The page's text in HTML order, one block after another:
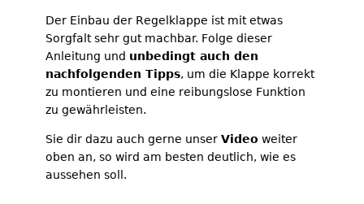
Der Einbau der Regelklappe ist mit etwas
Sorgfalt sehr gut machbar. Folge dieser
Anleitung und unbedingt auch den
nachfolgenden Tipps, um die Klappe korrekt
zu montieren und eine reibungslose Funktion
zu gewährleisten.
Sie dir dazu auch gerne unser Video weiter
oben an, so wird am besten deutlich, wie es
aussehen soll.